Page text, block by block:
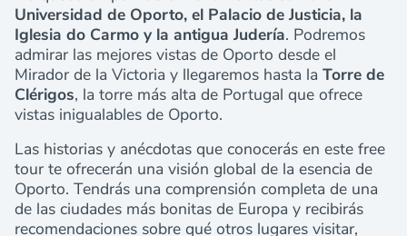
Universidad de Oporto, el Palacio de Justicia, la
Iglesia do Carmo y la antigua Judería. Podremos
admirar las mejores vistas de Oporto desde el
Mirador de la Victoria y llegaremos hasta la Torre de
Clérigos, la torre más alta de Portugal que ofrece
vistas inigualables de Oporto.
Las historias y anécdotas que conocerás en este free
tour te ofrecerán una visión global de la esencia de
Oporto. Tendrás una comprensión completa de una
de las ciudades más bonitas de Europa y recibirás
recomendaciones sobre qué otros lugares visitar,